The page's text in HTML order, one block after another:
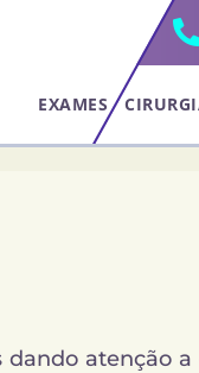
EXAMES
dando atenção